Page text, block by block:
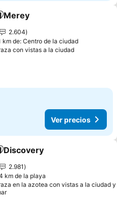
a favoritos
Merey
2.604
km de: Centro de la ciudad
con vistas a la ciudadVer
Ver precios
a favoritos
Discovery
2.981
km de la playa
en la azotea con vistas a la ciudad y